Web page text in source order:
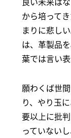
から培って
まりに悲し
は、革製品
葉では言い
願わくば世
り、やり玉
要以上に批
っていない